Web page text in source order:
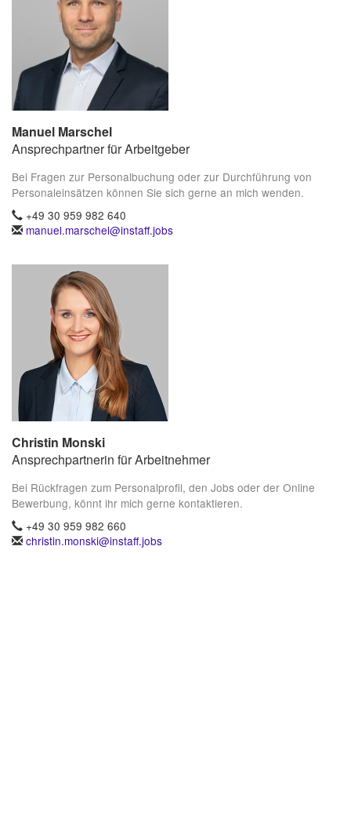
Manuel Marschel
Ansprechpartner für Arbeitgeber
Bei Fragen zur Personalbuchung oder zur Durchführung von
Personaleinsätzen können Sie sich gerne an mich wenden.
+49 30 959 982 640
manuel.marschel@instaff.jobs
Christin Monski
Ansprechpartnerin für Arbeitnehmer
Bei Rückfragen zum Personalprofil, den Jobs oder der Online
Bewerbung, könnt ihr mich gerne kontaktieren.
+49 30 959 982 660
christin.monski@instaff.jobs